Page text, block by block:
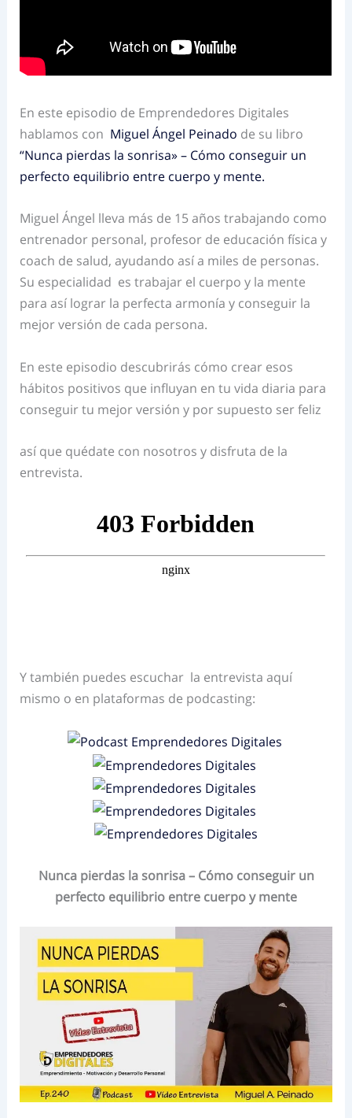
En este episodio de Emprendedores Digitales
hablamos con Miguel Ángel Peinado de su libro
“Nunca pierdas la sonrisa» – Cómo conseguir un
perfecto equilibrio entre cuerpo y mente.
Miguel Ángel lleva más de 15 años trabajando como
entrenador personal, profesor de educación física y
coach de salud, ayudando así a miles de personas.
Su especialidad es trabajar el cuerpo y la mente
para así lograr la perfecta armonía y conseguir la
mejor versión de cada persona.
En este episodio descubrirás cómo crear esos
hábitos positivos que influyan en tu vida diaria para
conseguir tu mejor versión y por supuesto ser feliz
así que quédate con nosotros y disfruta de la
entrevista.
Y también puedes escuchar la entrevista aquí
mismo o en plataformas de podcasting:
Nunca pierdas la sonrisa – Cómo conseguir un
perfecto equilibrio entre cuerpo y mente